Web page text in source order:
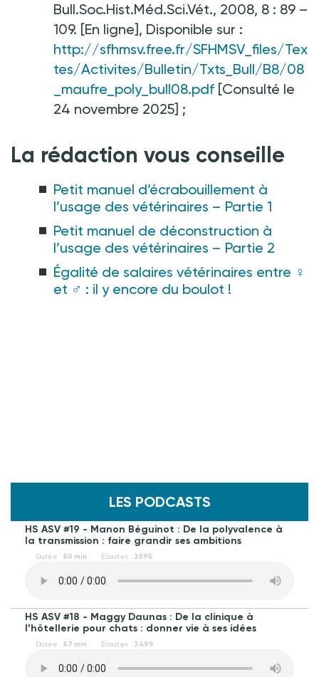
Bull.Soc.Hist.Méd.Sci.Vét., 2008, 8 : 89 –
109. [En ligne], Disponible sur :
http://sfhmsv.free.fr/SFHMSV_files/Tex
tes/Activites/Bulletin/Txts_Bull/B8/08
_maufre_poly_bull08.pdf [Consulté le
24 novembre 2025] ;
La rédaction vous conseille
Petit manuel d’écrabouillement à
l’usage des vétérinaires – Partie 1
Petit manuel de déconstruction à
l’usage des vétérinaires – Partie 2
Égalité de salaires vétérinaires entre ♀︎
et ♂︎ : il y encore du boulot !
LES PODCASTS
HS ASV #19 - Manon Béguinot : De la polyvalence à
la transmission : faire grandir ses ambitions
Durée : 50 min Écoutes : 2095
HS ASV #18 - Maggy Daunas : De la clinique à
l’hôtellerie pour chats : donner vie à ses idées
Durée : 57 min Écoutes : 3499